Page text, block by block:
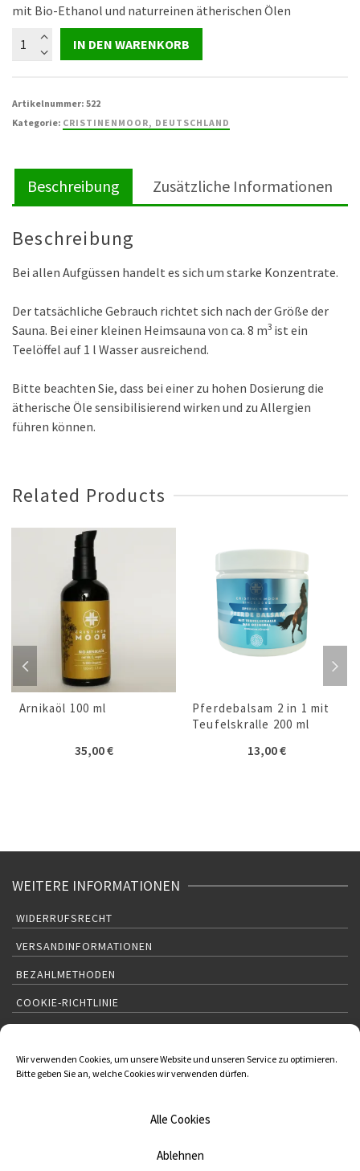
Wir verwenden Cookies, um unsere Website und unseren Service zu optimieren.
Bitte geben Sie an, welche Cookies wir verwenden dürfen.
Alle Cookies
Ablehnen
mit Bio-Ethanol und naturreinen ätherischen Ölen
Saunaaufguss
Heugras,
IN DEN WARENKORB
Artikelnummer: 522
Kategorie: CRISTINENMOOR, DEUTSCHLAND
Beschreibung Zusätzliche Informationen
Beschreibung
Bei allen Aufgüssen handelt es sich um starke Konzentrate.
Der tatsächliche Gebrauch richtet sich nach der Größe der
Sauna. Bei einer kleinen Heimsauna von ca. 8 m3 ist ein
Teelöffel auf 1 l Wasser ausreichend.
Bitte beachten Sie, dass bei einer zu hohen Dosierung die
ätherische Öle sensibilisierend wirken und zu Allergien
führen können.
Related Products
Arnikaöl 100 ml
35,00€
Pferdebalsam 2 in 1 mit
Teufelskralle 200 ml
13,00€
WEITERE INFORMATIONEN
WIDERRUFSRECHT
VERSANDINFORMATIONEN
BEZAHLMETHODEN
COOKIE-RICHTLINIE
KRÄUTERVERSAND KLAUS KÜGLER
Joachim Pfeiffer
joachim-pfeiffer@t-online.de